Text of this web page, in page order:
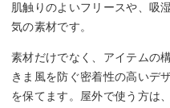
肌触りのよいフリースや、吸
気の素材です。
素材だけでなく、アイテムの
きま風を防ぐ密着性の高いデ
を保てます。屋外で使う方は